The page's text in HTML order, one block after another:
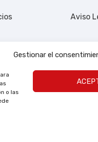
Gestionar el
o las
Aviso